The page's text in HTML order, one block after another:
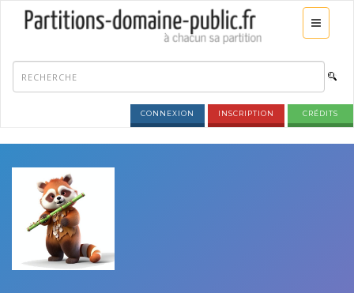
CONNEXION INSCRIPTION CRÉDITS